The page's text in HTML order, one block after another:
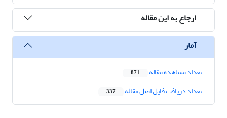
ارجاع به این مقاله
آمار
تعداد مشاهده مقاله 871
تعداد دریافت فایل اصل مقاله 337